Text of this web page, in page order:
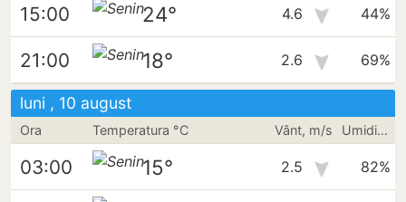
15:00 24° 4.6 44%
21:00 18° 2.6 69%
luni , 10 august
Ora Temperatura °C Vânt, m/s Umiditate
03:00 15° 2.5 82%